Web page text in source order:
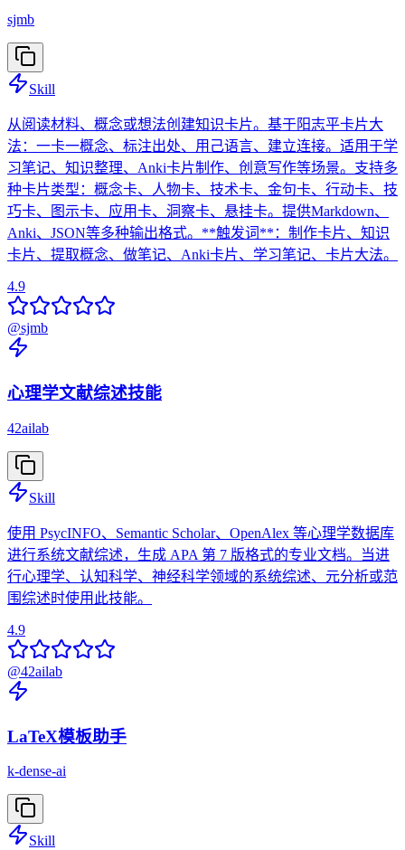
sjmb
Skill
从阅读材料、概念或想法创建知识卡片。基于阳志平卡片大
法：一卡一概念、标注出处、用己语言、建立连接。适用于学
习笔记、知识整理、Anki卡片制作、创意写作等场景。支持多
种卡片类型：概念卡、人物卡、技术卡、金句卡、行动卡、技
巧卡、图示卡、应用卡、洞察卡、悬挂卡。提供Markdown、
Anki、JSON等多种输出格式。**触发词**：制作卡片、知识
卡片、提取概念、做笔记、Anki卡片、学习笔记、卡片大法。
4.9
@sjmb
心理学文献综述技能
42ailab
Skill
使用 PsycINFO、Semantic Scholar、OpenAlex 等心理学数据库
进行系统文献综述，生成 APA 第 7 版格式的专业文档。当进
行心理学、认知科学、神经科学领域的系统综述、元分析或范
围综述时使用此技能。
4.9
@42ailab
LaTeX模板助手
k-dense-ai
Skill